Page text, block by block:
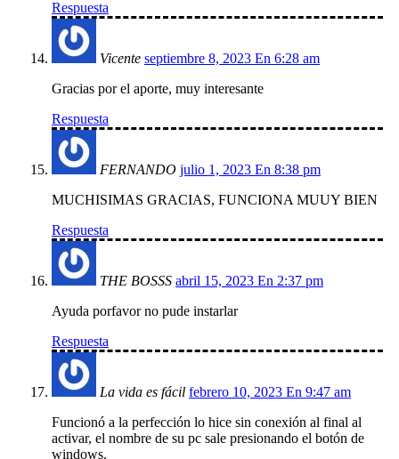
Respuesta
Vicente septiembre 8, 2023 En 6:28 am
Gracias por el aporte, muy interesante
Respuesta
FERNANDO julio 1, 2023 En 8:38 pm
MUCHISIMAS GRACIAS, FUNCIONA MUUY BIEN
Respuesta
THE BOSSS abril 15, 2023 En 2:37 pm
Ayuda porfavor no pude instarlar
Respuesta
La vida es fácil febrero 10, 2023 En 9:47 am
Funcionó a la perfección lo hice sin conexión al final al
activar, el nombre de su pc sale presionando el botón de
windows.